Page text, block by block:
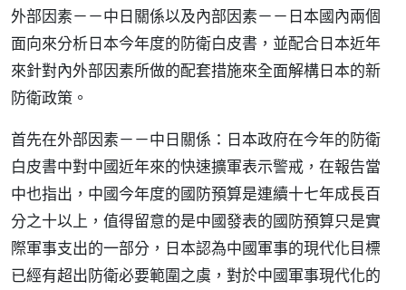
外部因素－－中日關係以及內部因素－－日本國內兩個
面向來分析日本今年度的防衛白皮書，並配合日本近年
來針對內外部因素所做的配套措施來全面解構日本的新
防衛政策。
首先在外部因素－－中日關係：日本政府在今年的防衛
白皮書中對中國近年來的快速擴軍表示警戒，在報告當
中也指出，中國今年度的國防預算是連續十七年成長百
分之十以上，值得留意的是中國發表的國防預算只是實
際軍事支出的一部分，日本認為中國軍事的現代化目標
已經有超出防衛必要範圍之虞，對於中國軍事現代化的